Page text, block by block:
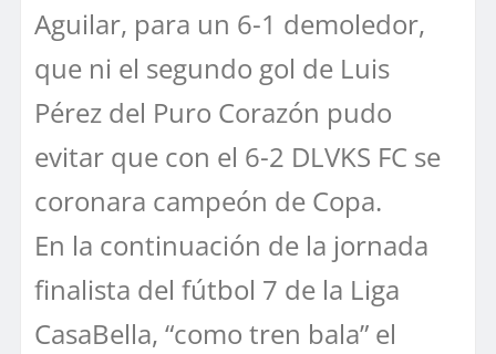
Aguilar, para un 6-1 demoledor,
que ni el segundo gol de Luis
Pérez del Puro Corazón pudo
evitar que con el 6-2 DLVKS FC se
coronara campeón de Copa.
En la continuación de la jornada
finalista del fútbol 7 de la Liga
CasaBella, “como tren bala” el